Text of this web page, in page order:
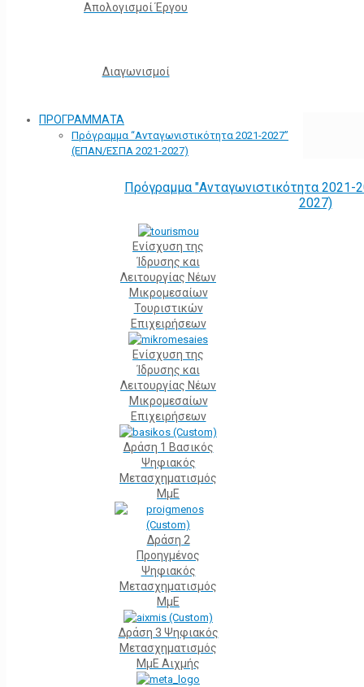
Απολογισμοί Έργου
Διαγωνισμοί
ΠΡΟΓΡΑΜΜΑΤΑ
Πρόγραμμα “Ανταγωνιστικότητα 2021-2027”
(ΕΠΑΝ/ΕΣΠΑ 2021-2027)
Πρόγραμμα "Ανταγωνιστικότητα
2027)
Ενίσχυση της
Ίδρυσης και
Λειτουργίας Νέων
Μικρομεσαίων
Τουριστικών
Επιχειρήσεων
Ενίσχυση της
Ίδρυσης και
Λειτουργίας Νέων
Μικρομεσαίων
Επιχειρήσεων
Δράση 1 Βασικός
Ψηφιακός
Μετασχηματισμός
ΜμΕ
Δράση 2
Προηγμένος
Ψηφιακός
Μετασχηματισμός
ΜμΕ
Δράση 3 Ψηφιακός
Μετασχηματισμός
ΜμΕ Αιχμής